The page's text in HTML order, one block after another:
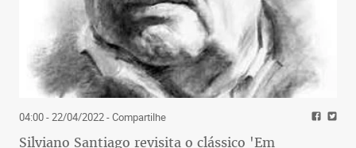
04:00 - 22/04/2022- Compartilhe
Silviano Santiago revisita o clássico 'Em